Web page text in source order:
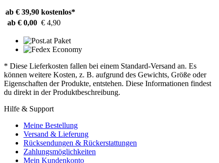
ab € 39,90 kostenlos*
ab € 0,00 € 4,90
* Diese Lieferkosten fallen bei einem Standard-Versand an. Es
können weitere Kosten, z. B. aufgrund des Gewichts, Größe oder
Eigenschaften der Produkte, entstehen. Diese Informationen findest
du direkt in der Produktbeschreibung.
Hilfe & Support
Meine Bestellung
Versand & Lieferung
Rücksendungen & Rückerstattungen
Zahlungsmöglichkeiten
Mein Kundenkonto